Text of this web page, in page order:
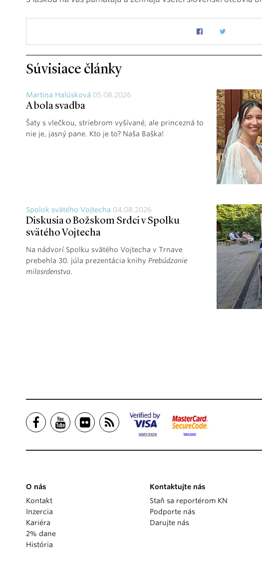
Súvisiace články
Martina Halúsková 05.08.2026
A bola svadba
Šaty s vlečkou, striebrom vyšívané, ale princezná to
nie je, jasný pane. Kto je to? Naša Baška!
Spolok svätého Vojtecha 04.08.2026
Diskusia o Božskom Srdci v Spolku
svätého Vojtecha
Na nádvorí Spolku svätého Vojtecha v Trnave
prebehla 30. júla prezentácia knihy Prebúdzanie
milosrdenstva.
O nás
Kontakt
Inzercia
Kariéra
2% dane
História
Kontaktujte nás
Staň sa reportérom KN
Podporte nás
Darujte nás